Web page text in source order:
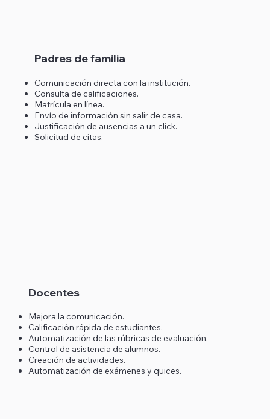
Comunicación directa con la institución.
Consulta de calificaciones.
Matrícula en línea.
Envío de información sin salir de casa.
Justificación de ausencias a un click.
Solicitud de citas.
Padres de familia
Mejora la comunicación.
Calificación rápida de estudiantes.
Automatización de las rúbricas de evaluación.
Control de asistencia de alumnos.
Creación de actividades.
Automatización de exámenes y quices.
Docentes